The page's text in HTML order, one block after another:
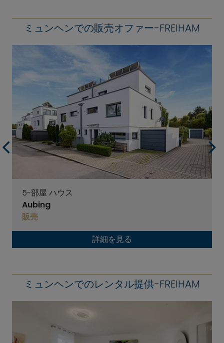
ミュンヘンでの販売オファー-FREIHAM
5-部屋 ハウス
Aubing
販売
詳細を見る
ミュンヘンでのレンタル提供-FREIHAM